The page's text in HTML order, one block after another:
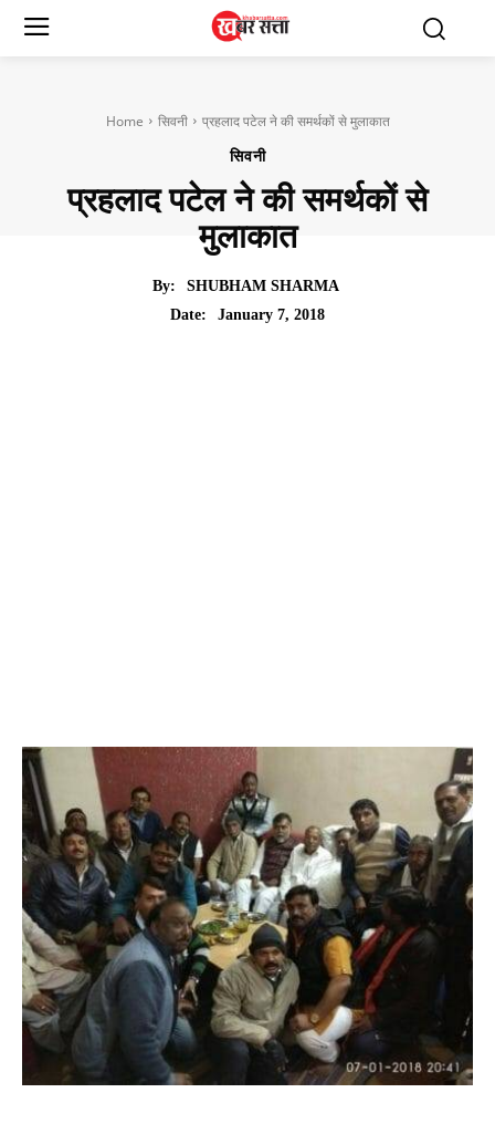
Home सिवनी प्रहलाद पटेल ने की समर्थकों से मुलाकात
सिवनी
प्रहलाद पटेल ने की समर्थकों से
मुलाकात
By:
SHUBHAM SHARMA
Date:
January 7, 2018